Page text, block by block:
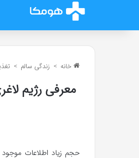
خانه > زندگی سالم >
معرفی رژیم
حجم زیاد اطلاعات